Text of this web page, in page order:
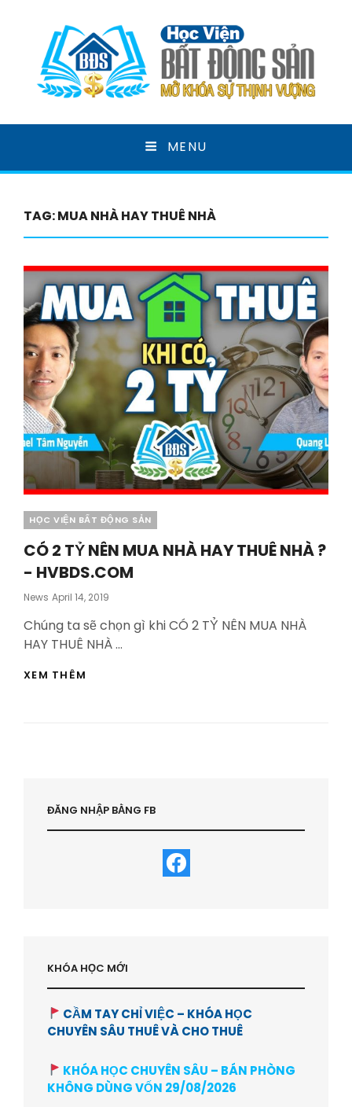
HỌC VIỆN BẤT ĐỘNG
SẢN
MENU
TAG:MUA NHÀ HAY THUÊ NHÀ
Categories
HỌC VIỆN BẤT ĐỘNG SẢN
CÓ 2 TỶ NÊN MUA NHÀ HAY THUÊ NHÀ ?
- HVBDS.COM
News Posted
April 14, 2019
Chúng ta sẽ chọn gì khi CÓ 2 TỶ NÊN MUA NHÀ
HAY THUÊ NHÀ …
XEM THÊM
?
HVBDS.COM
ĐĂNG NHẬP BẰNG FB
KHÓA HỌC MỚI
CẦM TAY CHỈ VIỆC – KHÓA HỌC
CHUYÊN SÂU THUÊ VÀ CHO THUÊ
KHÓA HỌC CHUYÊN SÂU – BÁN PHÒNG
KHÔNG DÙNG VỐN 29/08/2026